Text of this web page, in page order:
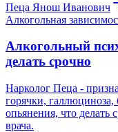
Пеца Янош Иванович
Алкогольная
Алкогольный
делать срочно
Нарколог Пеца -
горячки,
опьянения, что делать
врача.